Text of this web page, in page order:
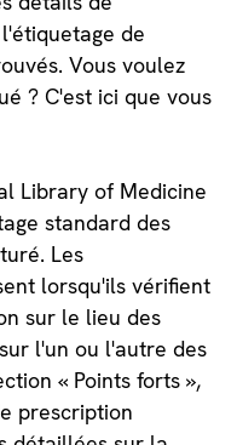
de
Vous voulez
? C'est ici que vous
Library of Medicine
standard des
Les
lorsqu'ils vérifient
sur le lieu des
l'un ou l'autre des
« Points forts »,
prescription